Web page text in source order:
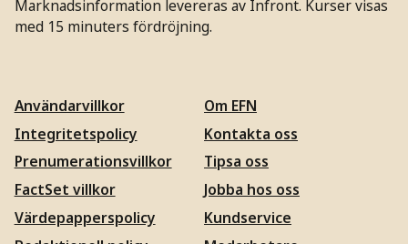
Marknadsinformation levereras av Infront. Kurser visas
med 15 minuters fördröjning.
Användarvillkor
Integritetspolicy
Prenumerationsvillkor
FactSet villkor
Värdepapperspolicy
Om EFN
Kontakta oss
Tipsa oss
Jobba hos oss
Kundservice